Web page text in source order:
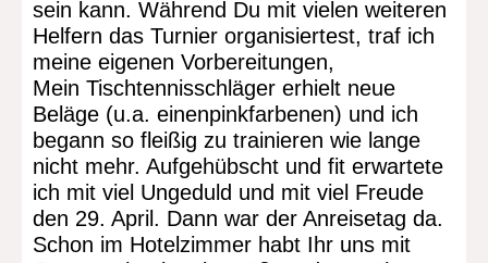
sein kann. Während Du mit vielen weiteren
Helfern das Turnier organisiertest, traf ich
meine eigenen Vorbereitungen,
Mein Tischtennisschläger erhielt neue
Beläge (u.a. einenpinkfarbenen) und ich
begann so fleißig zu trainieren wie lange
nicht mehr. Aufgehübscht und fit erwartete
ich mit viel Ungeduld und mit viel Freude
den 29. April. Dann war der Anreisetag da.
Schon im Hotelzimmer habt Ihr uns mit